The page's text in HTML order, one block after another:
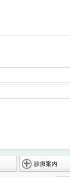
診療案内